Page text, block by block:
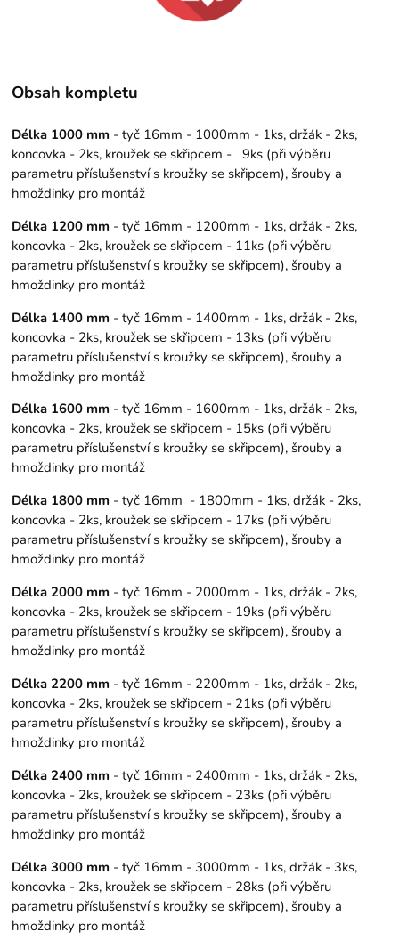
Obsah kompletu
Délka 1000 mm - tyč 16mm - 1000mm - 1ks, držák - 2ks,
koncovka - 2ks, kroužek se skřipcem - 9ks (při výběru
parametru příslušenství s kroužky se skřipcem), šrouby a
hmoždinky pro montáž
Délka 1200 mm - tyč 16mm - 1200mm - 1ks, držák - 2ks,
koncovka - 2ks, kroužek se skřipcem - 11ks (při výběru
parametru příslušenství s kroužky se skřipcem), šrouby a
hmoždinky pro montáž
Délka 1400 mm - tyč 16mm - 1400mm - 1ks, držák - 2ks,
koncovka - 2ks, kroužek se skřipcem - 13ks (při výběru
parametru příslušenství s kroužky se skřipcem), šrouby a
hmoždinky pro montáž
Délka 1600 mm - tyč 16mm - 1600mm - 1ks, držák - 2ks,
koncovka - 2ks, kroužek se skřipcem - 15ks (při výběru
parametru příslušenství s kroužky se skřipcem), šrouby a
hmoždinky pro montáž
Délka 1800 mm - tyč 16mm - 1800mm - 1ks, držák - 2ks,
koncovka - 2ks, kroužek se skřipcem - 17ks (při výběru
parametru příslušenství s kroužky se skřipcem), šrouby a
hmoždinky pro montáž
Délka 2000 mm - tyč 16mm - 2000mm - 1ks, držák - 2ks,
koncovka - 2ks, kroužek se skřipcem - 19ks (při výběru
parametru příslušenství s kroužky se skřipcem), šrouby a
hmoždinky pro montáž
Délka 2200 mm - tyč 16mm - 2200mm - 1ks, držák - 2ks,
koncovka - 2ks, kroužek se skřipcem - 21ks (při výběru
parametru příslušenství s kroužky se skřipcem), šrouby a
hmoždinky pro montáž
Délka 2400 mm - tyč 16mm - 2400mm - 1ks, držák - 2ks,
koncovka - 2ks, kroužek se skřipcem - 23ks (při výběru
parametru příslušenství s kroužky se skřipcem), šrouby a
hmoždinky pro montáž
Délka 3000 mm - tyč 16mm - 3000mm - 1ks, držák - 3ks,
koncovka - 2ks, kroužek se skřipcem - 28ks (při výběru
parametru příslušenství s kroužky se skřipcem), šrouby a
hmoždinky pro montáž